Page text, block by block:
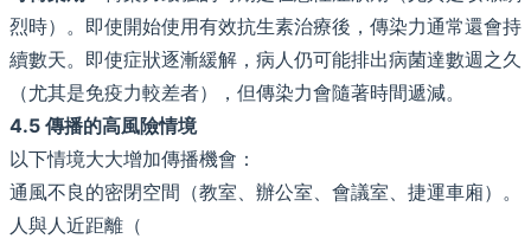
烈時）。即使開始使用有效抗生素治療後，傳染力通常還會持
續數天。即使症狀逐漸緩解，病人仍可能排出病菌達數週之久
（尤其是免疫力較差者），但傳染力會隨著時間遞減。
4.5 傳播的高風險情境
以下情境大大增加傳播機會：
通風不良的密閉空間（教室、辦公室、會議室、捷運車廂）。
人與人近距離（